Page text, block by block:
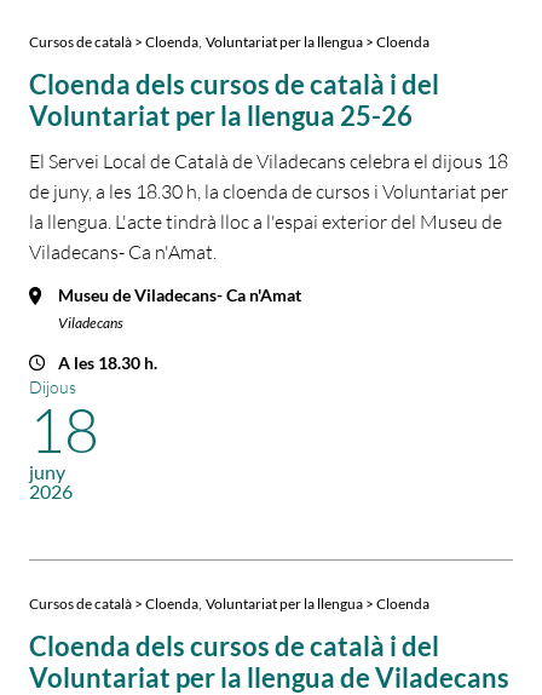
Cursos de català > Cloenda Voluntariat per la llengua > Cloenda
Cloenda dels cursos de català i del
Voluntariat per la llengua 25-26
El Servei Local de Català de Viladecans celebra el dijous 18
de juny, a les 18.30 h, la cloenda de cursos i Voluntariat per
la llengua. L'acte tindrà lloc a l'espai exterior del Museu de
Viladecans- Ca n'Amat.
Museu de Viladecans- Ca n'Amat
Viladecans
A les 18.30 h.
Dijous
18
juny
2026
Cursos de català > Cloenda Voluntariat per la llengua > Cloenda
Cloenda dels cursos de català i del
Voluntariat per la llengua de Viladecans